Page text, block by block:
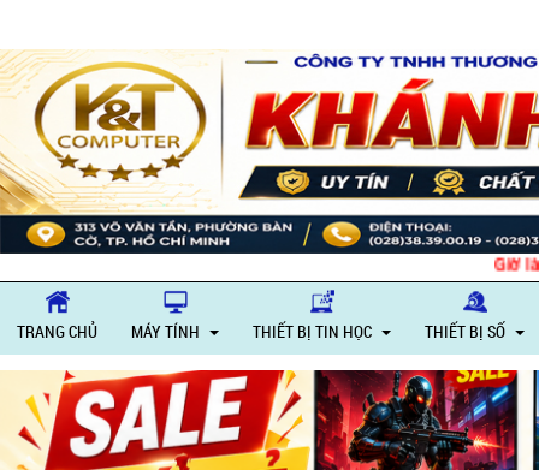
Giờ
TRANG CHỦ MÁY TÍNH THIẾT BỊ TIN HỌC THIẾT BỊ SỐ